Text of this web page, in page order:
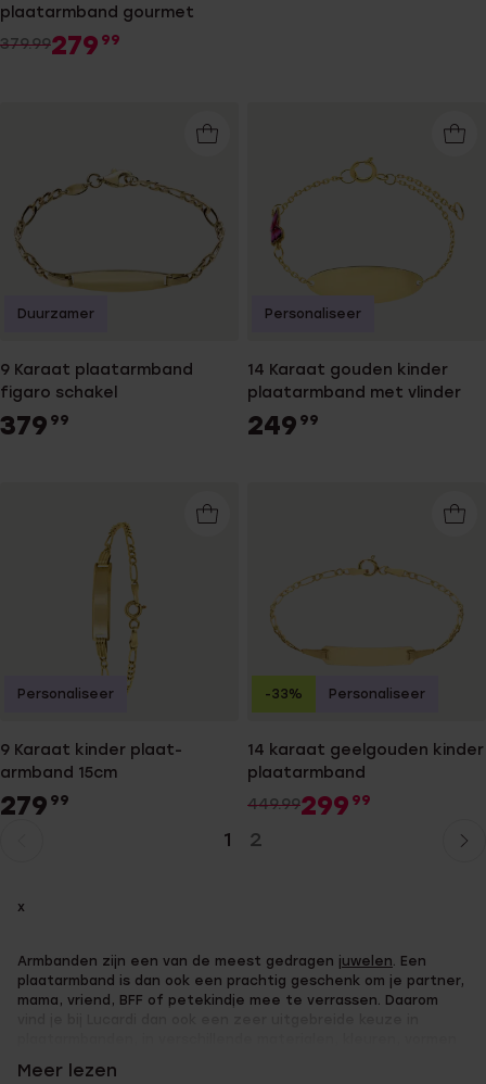
plaatarmband gourmet
379.99279 99
9 Karaat plaatarmband
figaro schakel
379 99
Duurzamer
14 Karaat gouden kinder
plaatarmband met vlinder
249 99
Personaliseer
9 Karaat kinder plaat-
armband 15cm
279 99
Personaliseer
14 karaat geelgouden kinder
plaatarmband
449.99299 99
-33% Personaliseer
1 2
pagina
x
Armbanden zijn een van de meest gedragen juwelen . Een
plaatarmband is dan ook een prachtig geschenk om je partner,
mama, vriend, BFF of petekindje mee te verrassen. Daarom
snel verder!
Meer lezen